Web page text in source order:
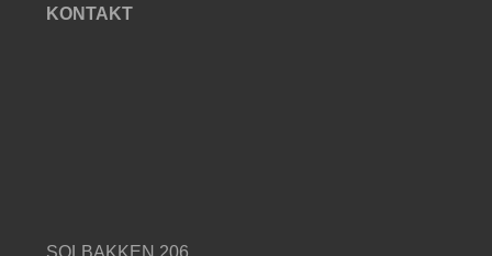
KONTAKT